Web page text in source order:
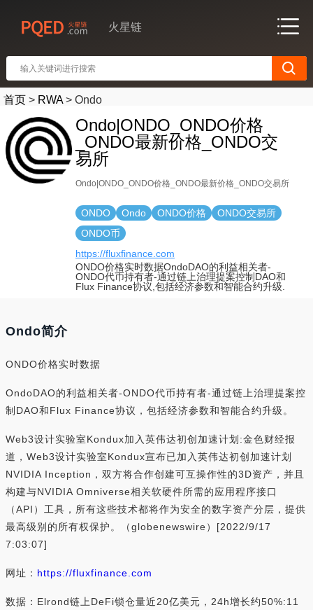
火星链
首页 > RWA> Ondo
Ondo|ONDO_ONDO价格
_ONDO最新价格_ONDO交
易所
Ondo|ONDO_ONDO价格_ONDO最新价格_ONDO交易所
ONDO Ondo ONDO价格
ONDO交易所
ONDO币
https://fluxfinance.com
ONDO价格实时数据OndoDAO的利益相关者-
ONDO代币持有者-通过链上治理提案控制DAO和
Flux Finance协议,包括经济参数和智能合约升级.
Ondo简介
ONDO价格实时数据
OndoDAO的利益相关者-ONDO代币持有者-通过链上治理提案控
制DAO和Flux Finance协议，包括经济参数和智能合约升级。
Web3设计实验室Kondux加入英伟达初创加速计划:金色财经报
道，Web3设计实验室Kondux宣布已加入英伟达初创加速计划
NVIDIA Inception，双方将合作创建可互操作性的3D资产，并且
构建与NVIDIA Omniverse相关软硬件所需的应用程序接口
（API）工具，所有这些技术都将作为安全的数字资产分层，提供
最高级别的所有权保护。（globenewswire）[2022/9/17
7:03:07]
网址： https://fluxfinance.com
数据：Elrond链上DeFi锁仓量近20亿美元，24h增长约50%:11